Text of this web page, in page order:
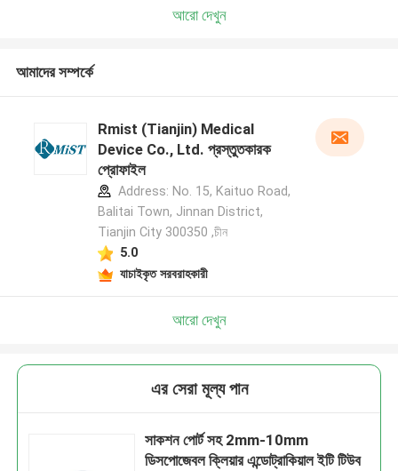
আরো দেখুন
আমাদের সম্পর্কে
Rmist (Tianjin) Medical
Device Co., Ltd. প্রস্তুতকারক
প্রোফাইল
Address: No. 15, Kaituo Road,
Balitai Town, Jinnan District,
Tianjin City 300350 ,চীন
5.0
যাচাইকৃত সরবরাহকারী
আরো দেখুন
এর সেরা মূল্য পান
সাকশন পোর্ট সহ 2mm-10mm
ডিসপোজেবল ক্লিয়ার এন্ডোট্রাকিয়াল ইটি টিউব